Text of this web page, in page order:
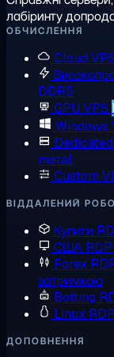
лабіринту
ОБЧИСЛЕННЯ
Cloud
DDR5
GPU VPS
Windows
metal
Custom
ВІДДАЛЕНИЙ
Купити
США RDP
Forex
затримкою
Botting
Linux RDP
ДОПОВНЕННЯ